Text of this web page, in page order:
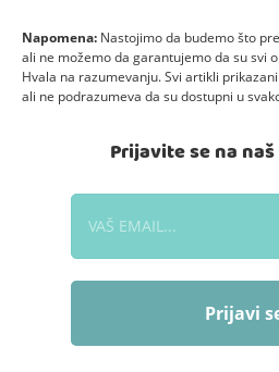
Napomena: Nastojimo da budemo što
ali ne možemo da garantujemo da su svi
Hvala na razumevanju. Svi artikli
ali ne podrazumeva da su dostupni u
Prijavite se na
Prijavi